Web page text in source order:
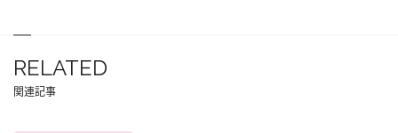
RELATED
関連記事